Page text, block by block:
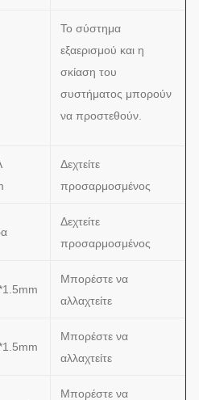
Το σύστημα
εξαερισμού και η
σκίαση του
συστήματος μπορούν
να προστεθούν.
Δεχτείτε
προσαρμοσμένος
Δεχτείτε
προσαρμοσμένος
Μπορέστε να
αλλαχτείτε
Μπορέστε να
αλλαχτείτε
Μπορέστε να